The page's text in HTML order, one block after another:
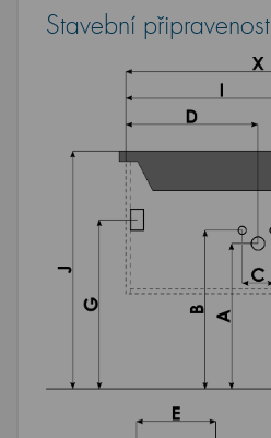
Stavební připravenost